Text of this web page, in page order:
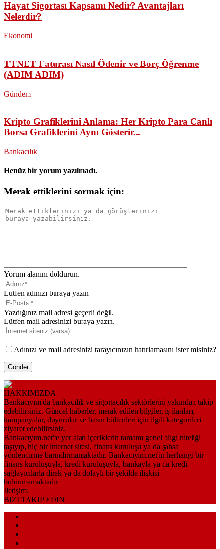
Hayat Sigortası Kapsamı Nedir? Avantajları
Nelerdir?
Ekonomi
TTNET Faturası Nasıl Ödenir ve Borç Öğrenme
(ADIM ADIM)
Gündem
Kripto Grafiklerini Anlama: Her Kripto Para Canlı
Borsa Grafiklerini Aynı Gösterir...
Bankacılık
Henüz bir yorum yazılmadı.
Merak ettiklerini sormak için:
Yorum alanını doldurun.
Lütfen adınızı buraya yazın
Yazdığınız mail adresi geçerli değil.
Lütfen mail adresinizi buraya yazın.
Adınızı ve mail adresinizi tarayıcınızın hatırlamasını ister misiniz?
HAKKIMIZDA
Bankacıyım'da bankacılık ve sigortacılık sektörlerini yakından takip
edebilirsiniz. Güncel haberler, merak edilen bilgiler, iş ilanları,
kampanyalar, duyurular ve basın bültenleri için ilgili kategorileri
ziyaret edebilirsiniz.
Bankacıyım.net'te yer alan içeriklerin tamamı genel bilgi niteliği
taşıyıp, hiç bir internet sitesi, finans kuruluşu ya da şahsa
yönlendirme barındırmamaktadır. Bankacıyım.net'in herhangi bir
finans kuruluşuyla, kredi kuruluşuyla, bankayla ya da kredi
sağlayıcılarla direk ya da dolaylı bir şekilde ilişkisi
bulunmamaktadır.
İletişim:
BIZI TAKIP EDIN